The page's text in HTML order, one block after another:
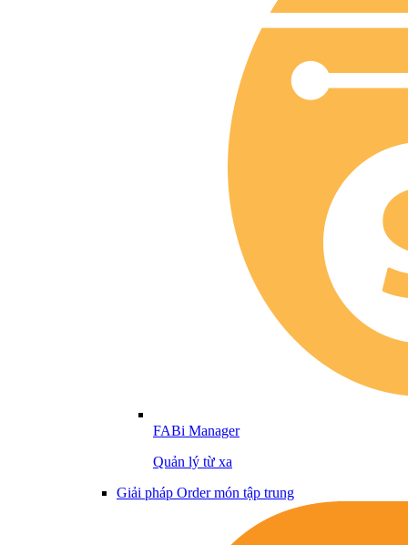
FABi Manager
Quản lý từ xa
Giải pháp Order món tập trung